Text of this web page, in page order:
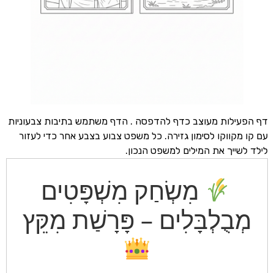
מעוצב כדף להדפסה . הדף משתמש בתיבות צבעוניות
לסימון גזירה. כל משפט צבוע בצבע אחר כדי לעזור
את המילים למשפט הנכון.
מִשְׂחַק מִשְׁפָּטִים
– פָּרָשַׁת מִקֵּץ